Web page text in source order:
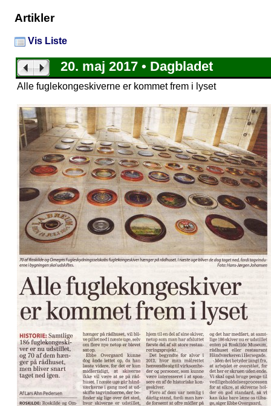
Artikler
Vis Liste
20. maj 2017 • Dagbladet
Alle fuglekongeskiverne er kommet frem i lyset